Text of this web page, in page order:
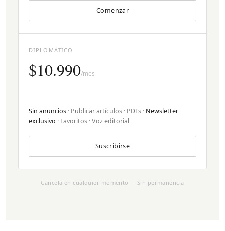
Comenzar
DIPLOMÁTICO
$10.990/mes
Sin anuncios · Publicar artículos · PDFs · Newsletter
exclusivo · Favoritos · Voz editorial
Suscribirse
Cancela en cualquier momento · Sin permanencia